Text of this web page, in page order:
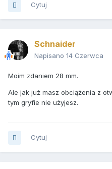
Cytuj
Schnaider
Napisano 14 Czerwca
Moim zdaniem 28 mm.
Ale jak już masz obciążenia z
tym gryfie nie użyjesz.
Cytuj